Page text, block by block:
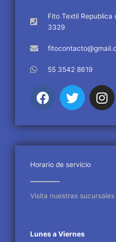
Fito Textil
3329
55 3542 8619
F
a
e
b
o
k
T
w
t
t
r
I
n
t
a
m
Horario de servicio
Visita nuestras
Lunes a Viernes